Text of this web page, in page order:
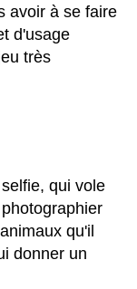
avoir à se faire
d'usage
très
qui vole
qu'il
donner un